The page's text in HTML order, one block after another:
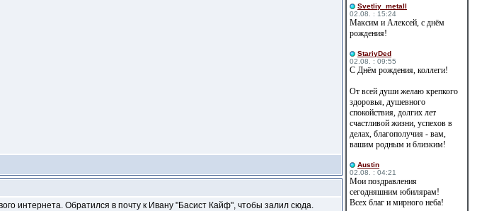
интернета. Обратился в почту к Ивану "Басист Кайф", чтобы залил сюда.
Svetliy_metall
02.08. : 15:24
Максим и Алексей, с днём
рождения!
StariyDed
02.08. : 09:55
С Днём рождения, коллеги!
От всей души желаю крепкого
здоровья, душевного
спокойствия, долгих лет
счастливой жизни, успехов в
делах, благополучия - вам,
вашим родным и близким!
Austin
02.08. : 04:21
Мои поздравления
сегодняшним юбилярам!
Всех благ и мирного неба!